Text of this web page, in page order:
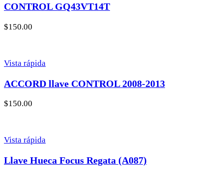
CONTROL GQ43VT14T
$150.00
Vista rápida
ACCORD llave CONTROL 2008-2013
$150.00
Vista rápida
Llave Hueca Focus Regata (A087)